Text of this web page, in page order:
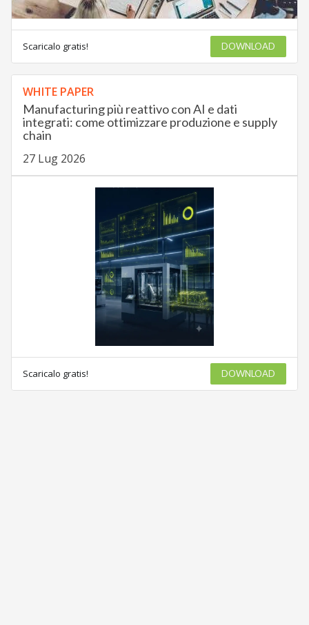
Scaricalo gratis! DOWNLOAD
WHITE PAPER
Manufacturing più reattivo con AI e dati
integrati: come ottimizzare produzione e supply
chain
27 Lug 2026
Scaricalo gratis! DOWNLOAD